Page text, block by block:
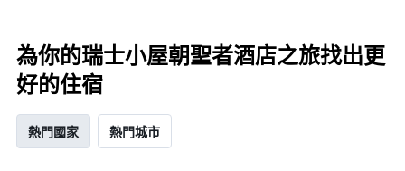
為你的瑞士小屋朝聖者酒店之旅找出更
好的住宿
熱門國家 熱門城市